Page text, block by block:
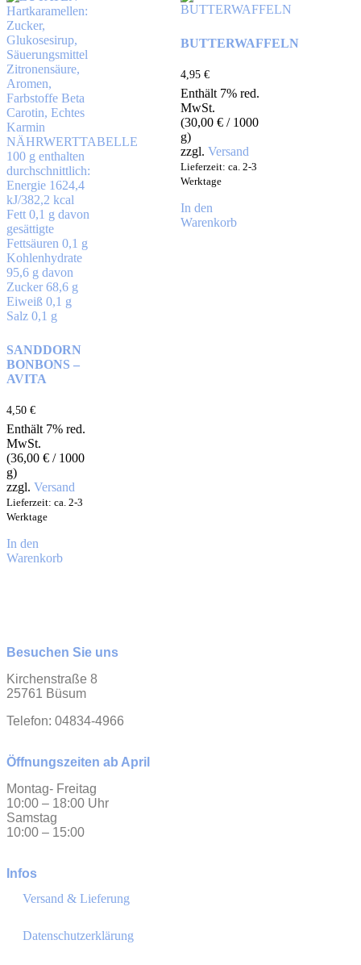
SANDDORN
BONBONS –
AVITA
4,50 €
Enthält 7% red.
MwSt.
(36,00 € / 1000
g)
zzgl. Versand
Lieferzeit: ca. 2-3
Werktage
In den
Warenkorb
BUTTERWAFFELN
4,95 €
Enthält 7% red.
MwSt.
(30,00 € / 1000
g)
zzgl. Versand
Lieferzeit: ca. 2-3
Werktage
In den
Warenkorb
Besuchen Sie uns
Kirchenstraße 8
25761 Büsum
Telefon: 04834-4966
Öffnungszeiten ab April
Montag- Freitag
10:00 – 18:00 Uhr
Samstag
10:00 – 15:00
Infos
Versand & Lieferung
Datenschutzerklärung